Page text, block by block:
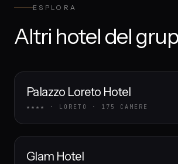
ESPLORA
Altri hotel del
Palazzo Loreto Hotel
★★★★ · LORETO · 175 CAMERE
Glam Hotel